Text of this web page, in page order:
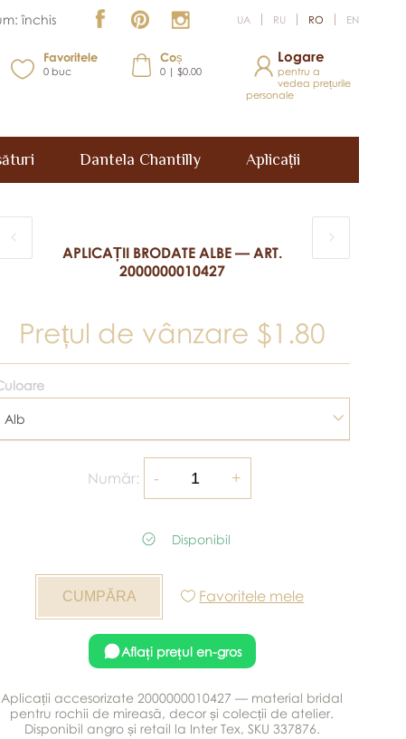
închis UA RU RO EN
Favoritele
0 buc
Coș
0 | $0.00
Logare
pentru a
vedea prețurile
personale
Dantela Chantilly Aplicații
APLICAȚII BRODATE ALBE — ART.
2000000010427
Prețul de vânzare $1.80
Alb
Număr:
Disponibil
Favoritele mele
Aflați prețul en-gros
Aplicații accesorizate 2000000010427 — material bridal
pentru rochii de mireasă, decor și colecții de atelier.
Disponibil angro și retail la Inter Tex, SKU 337876.